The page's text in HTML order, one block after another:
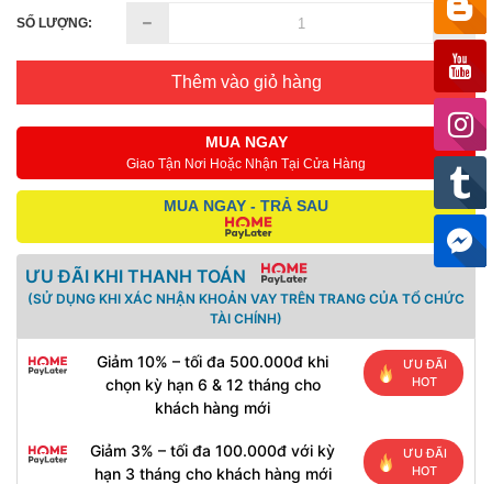
SỐ LƯỢNG:
Thêm vào giỏ hàng
MUA NGAY
Giao Tận Nơi Hoặc Nhận Tại Cửa Hàng
MUA NGAY - TRẢ SAU
ƯU ĐÃI KHI THANH TOÁN
(SỬ DỤNG KHI XÁC NHẬN KHOẢN VAY TRÊN TRANG CỦA TỔ CHỨC
TÀI CHÍNH)
Giảm 10% – tối đa 500.000đ khi
chọn kỳ hạn 6 & 12 tháng cho
khách hàng mới
ƯU ĐÃI
HOT
Giảm 3% – tối đa 100.000đ với kỳ
hạn 3 tháng cho khách hàng mới
ƯU ĐÃI
HOT